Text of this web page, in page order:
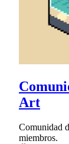
Art
Comunidad
miembros.